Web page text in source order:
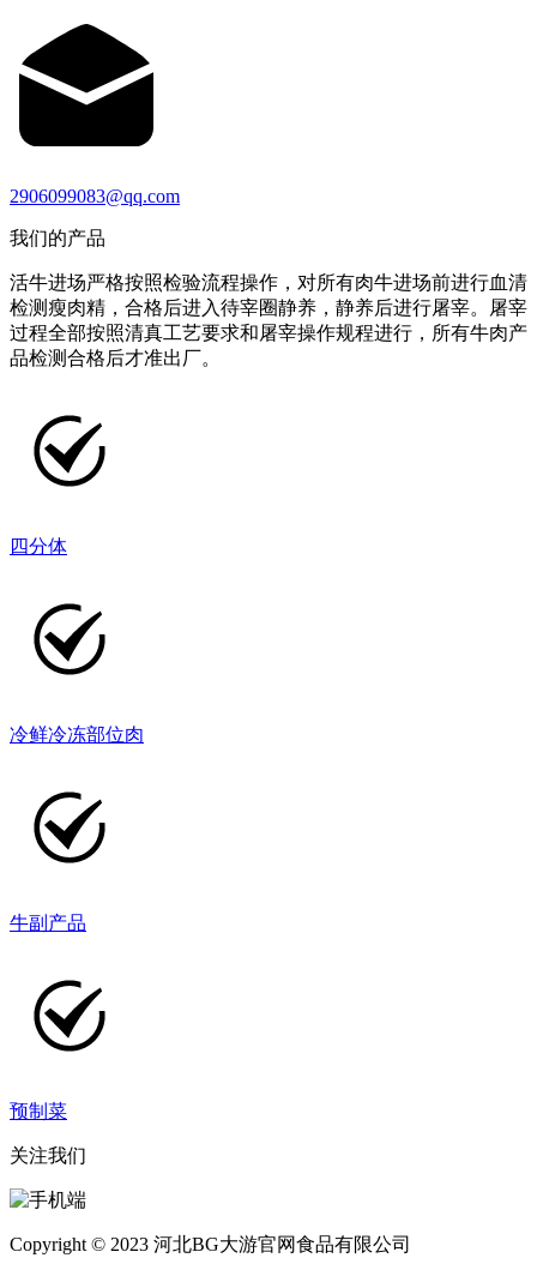
2906099083@qq.com
我们的产品
活牛进场严格按照检验流程操作，对所有肉牛进场前进行血清
检测瘦肉精，合格后进入待宰圈静养，静养后进行屠宰。屠宰
过程全部按照清真工艺要求和屠宰操作规程进行，所有牛肉产
品检测合格后才准出厂。
四分体
冷鲜冷冻部位肉
牛副产品
预制菜
关注我们
Copyright © 2023 河北BG大游官网食品有限公司